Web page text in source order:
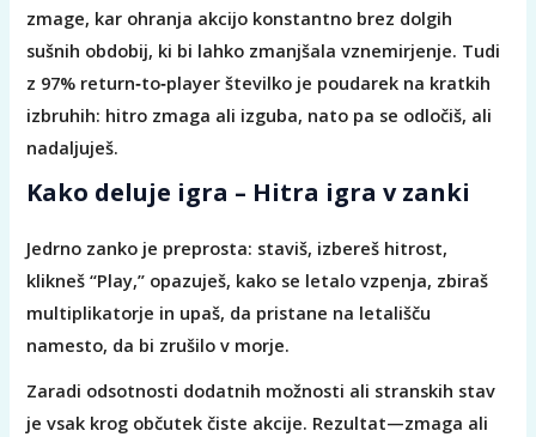
zmage, kar ohranja akcijo konstantno brez dolgih
sušnih obdobij, ki bi lahko zmanjšala vznemirjenje. Tudi
z 97% return‑to‑player številko je poudarek na kratkih
izbruhih: hitro zmaga ali izguba, nato pa se odločiš, ali
nadaljuješ.
Kako deluje igra – Hitra igra v zanki
Jedrno zanko je preprosta: staviš, izbereš hitrost,
klikneš “Play,” opazuješ, kako se letalo vzpenja, zbiraš
multiplikatorje in upaš, da pristane na letališču
namesto, da bi zrušilo v morje.
Zaradi odsotnosti dodatnih možnosti ali stranskih stav
je vsak krog občutek čiste akcije. Rezultat—zmaga ali